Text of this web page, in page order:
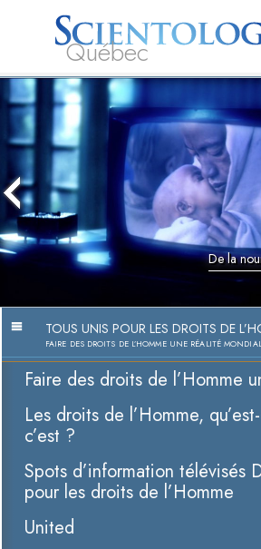
Québec
À
sujet
L. Ron Hubbard
Qu’est-ce que la
De la
TOUS UNIS POUR LES DROITS DE
FAIRE DES DROITS DE L’HOMME UNE RÉALITÉ
Faire des droits de l’Homme
Les droits de l’Homme,
c’est ?
Spots d’information télévisés
pour les droits de l’Homme
United